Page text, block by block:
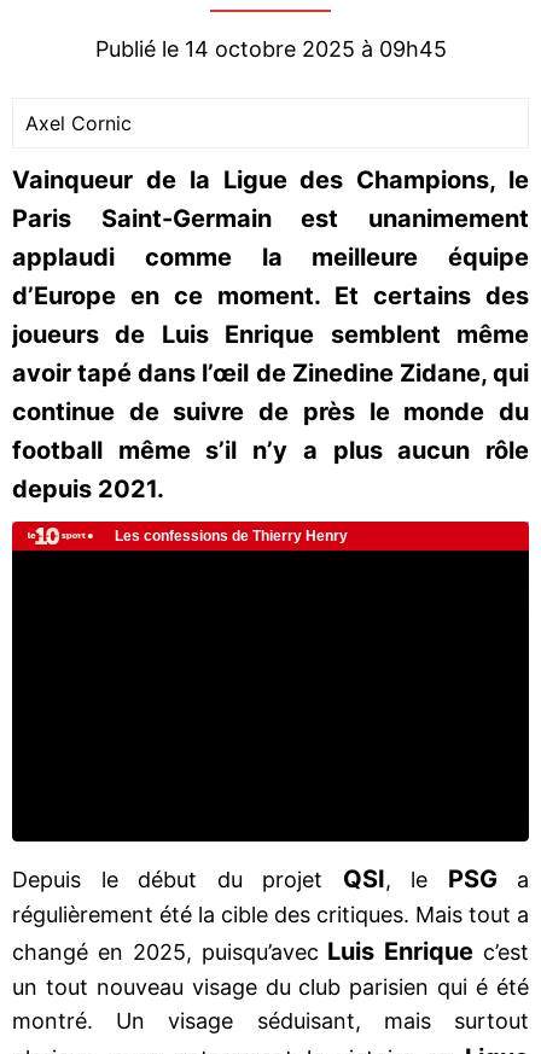
Publié le 14 octobre 2025 à 09h45
Axel Cornic
Vainqueur de la Ligue des Champions, le
Paris Saint-Germain est unanimement
applaudi comme la meilleure équipe
d’Europe en ce moment. Et certains des
joueurs de Luis Enrique semblent même
avoir tapé dans l’œil de Zinedine Zidane, qui
continue de suivre de près le monde du
football même s’il n’y a plus aucun rôle
depuis 2021.
Depuis le début du projet QSI, le PSG
a
régulièrement été la cible des critiques. Mais tout a
changé en 2025, puisqu’avec Luis Enrique c’est
un tout nouveau visage du club parisien qui é été
montré. Un visage séduisant, mais surtout